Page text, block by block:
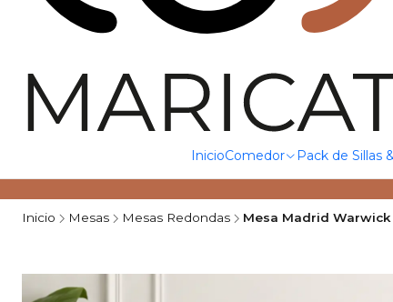
InicioComedor Pack de Sillas
Inicio Mesas Mesas Redondas Mesa Madrid